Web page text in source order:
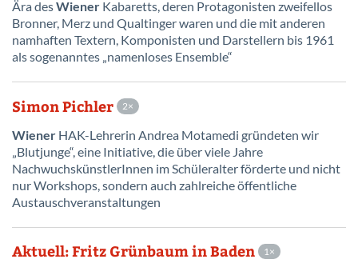
Ära desWiener Kabaretts, deren Protagonisten zweifellos
Bronner, Merz und Qualtinger waren und die mit anderen
namhaften Textern, Komponisten und Darstellern bis 1961
als sogenanntes „namenloses Ensemble“
Simon Pichler 2
Wiener HAK-Lehrerin Andrea Motamedi gründeten wir
„Blutjunge“, eine Initiative, die über viele Jahre
NachwuchskünstlerInnen im Schüleralter förderte und nicht
nur Workshops, sondern auch zahlreiche öffentliche
Austauschveranstaltungen
Aktuell: Fritz Grünbaum in Baden 1